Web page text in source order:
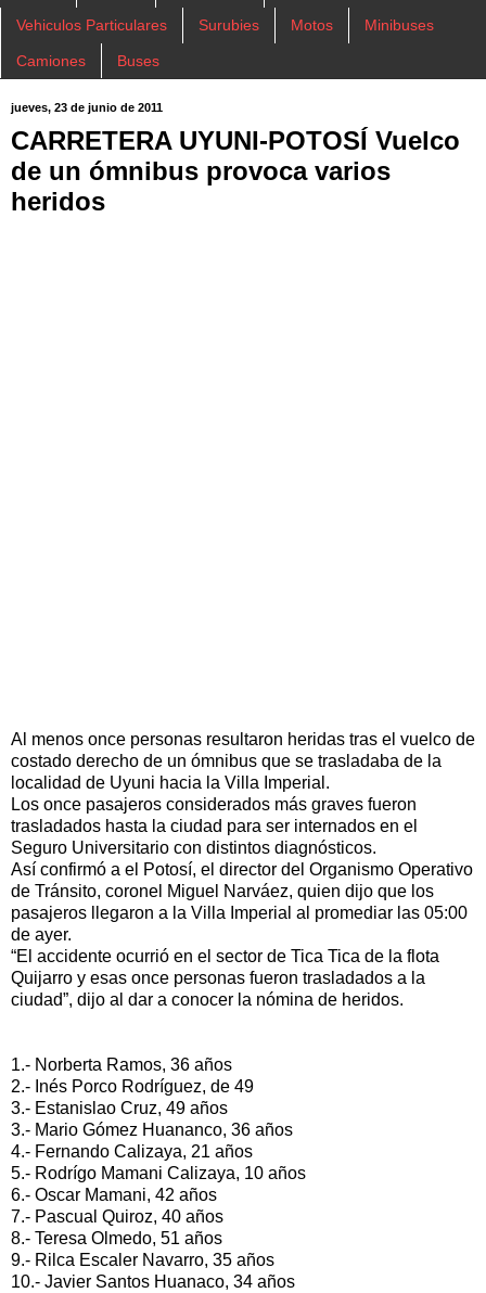
Vehiculos Particulares Surubies Motos Minibuses
Camiones Buses
jueves, 23 de junio de 2011
CARRETERA UYUNI-POTOSÍ Vuelco
de un ómnibus provoca varios
heridos
Al menos once personas resultaron heridas tras el vuelco de
costado derecho de un ómnibus que se trasladaba de la
localidad de Uyuni hacia la Villa Imperial.
Los once pasajeros considerados más graves fueron
trasladados hasta la ciudad para ser internados en el
Seguro Universitario con distintos diagnósticos.
Así confirmó a el Potosí, el director del Organismo Operativo
de Tránsito, coronel Miguel Narváez, quien dijo que los
pasajeros llegaron a la Villa Imperial al promediar las 05:00
de ayer.
“El accidente ocurrió en el sector de Tica Tica de la flota
Quijarro y esas once personas fueron trasladados a la
ciudad”, dijo al dar a conocer la nómina de heridos.
1.- Norberta Ramos, 36 años
2.- Inés Porco Rodríguez, de 49
3.- Estanislao Cruz, 49 años
3.- Mario Gómez Huananco, 36 años
4.- Fernando Calizaya, 21 años
5.- Rodrígo Mamani Calizaya, 10 años
6.- Oscar Mamani, 42 años
7.- Pascual Quiroz, 40 años
8.- Teresa Olmedo, 51 años
9.- Rilca Escaler Navarro, 35 años
10.- Javier Santos Huanaco, 34 años